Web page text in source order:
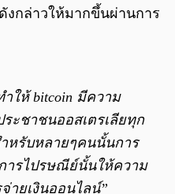
งกล่าวให้มากขึ้นผ่านการ
ให้ bitcoin มีความ
ะชาชนออสเตรเลียทุก
หรับหลายๆคนนั้นการ
ารไปรษณีย์นั้นให้ความ
ายเงินออนไลน์”